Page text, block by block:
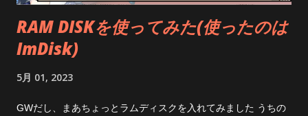
finalのZE3000 SVというイヤホンを使っていたのだけど今まで
のただのUSBドングルで YouTubeを見てると明らかに音と画面
のタイミングがずれてて、 Bluetoothイヤホンってこんなもんか
が酷いとか書いてあったからビビってたんだけどね(でも有線イ
ヤホン使うと、あ、これが合ってる状態なんだってなるので遅
RAM DISKを使ってみた(使ったのは
ImDisk)
5月 01, 2023
GWだし、まあちょっとラムディスクを入れてみました うちの